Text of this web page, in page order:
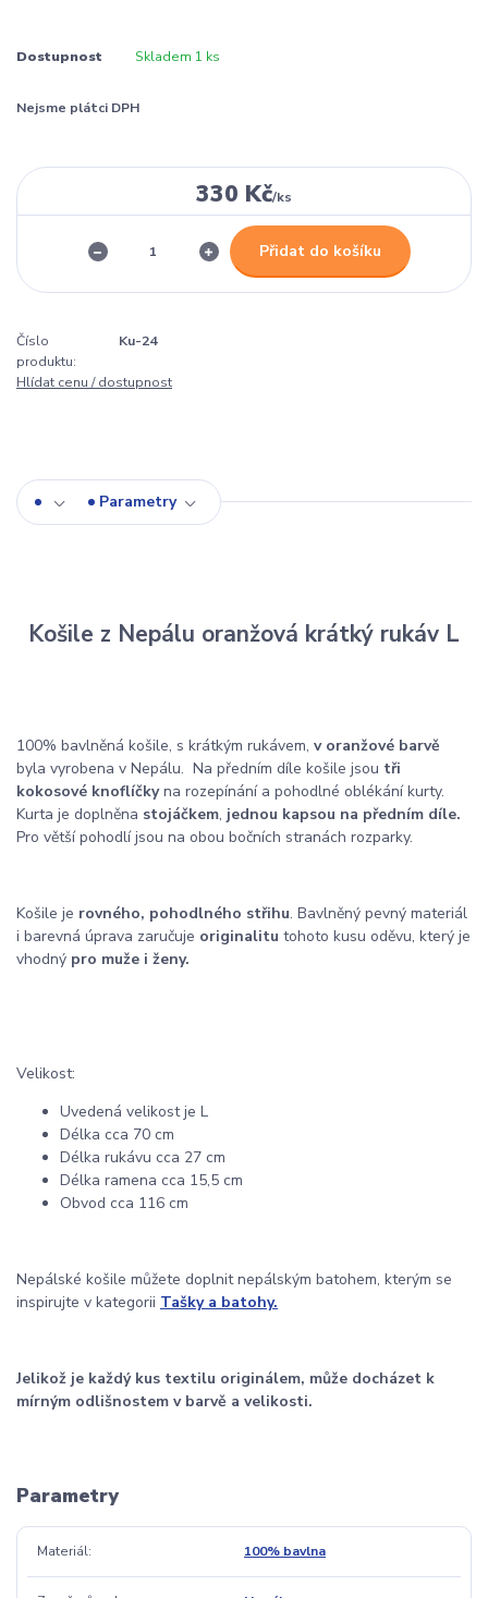
Dostupnost Skladem 1 ks
Nejsme plátci DPH
330 Kč/ks
Přidat do košíku
Číslo
produktu:
Ku-24
Hlídat cenu / dostupnost
Parametry
Košile z Nepálu oranžová krátký rukáv L
100% bavlněná košile, s krátkým rukávem, v oranžové barvě
byla vyrobena v Nepálu. Na předním díle košile jsou tři
kokosové knoflíčkyna rozepínání a pohodlné oblékání kurty.
Kurta je doplněna stojáčkem, jednou kapsou na předním díle.
Pro větší pohodlí jsou na obou bočních stranách rozparky.
Košile je rovného, pohodlného střihu. Bavlněný pevný materiál
i barevná úprava zaručuje originalitu tohoto kusu oděvu, který je
vhodný pro muže i ženy.
Velikost:
Uvedená velikost je L
Délka cca 70 cm
Délka rukávu cca 27 cm
Délka ramena cca 15,5 cm
Obvod cca 116 cm
Nepálské košile můžete doplnit nepálským batohem, kterým se
inspirujte v kategorii Tašky a batohy.
Jelikož je každý kus textilu originálem, může docházet k
mírným odlišnostem v barvě a velikosti.
Parametry
Materiál 100% bavlna